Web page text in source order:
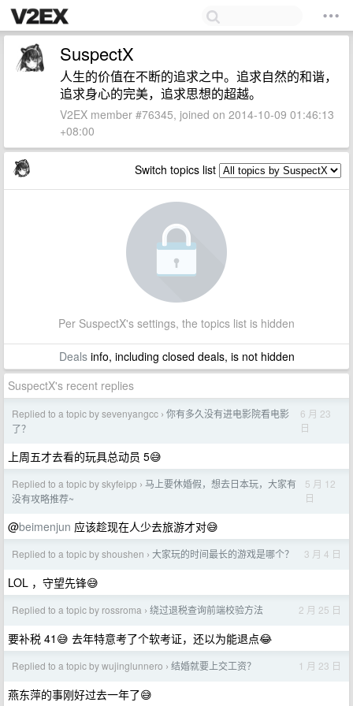
SuspectX
人生的价值在不断的追求之中。追求自然的和谐，
追求身心的完美，追求思想的超越。
V2EX member #76345, joined on 2014-10-09 01:46:13
+08:00
Switch topics list
Per SuspectX's settings, the topics list is hidden
Dealsinfo, including closed deals, is not hidden
SuspectX's recent replies
Replied to a topic by sevenyangcc › 你有多久没有进电影院看电影
了？
6 月 23
日
上周五才去看的玩具总动员 5😅
Replied to a topic by skyfeipp › 马上要休婚假，想去日本玩，大家有
没有攻略推荐~
5 月 12
日
@beimenjun 应该趁现在人少去旅游才对😅
Replied to a topic by shoushen › 大家玩的时间最长的游戏是哪个？ 3 月 4 日
LOL ，守望先锋😅
Replied to a topic by rossroma › 绕过退税查询前端校验方法 2 月 25 日
要补税 41😅 去年特意考了个软考证，还以为能退点😂
Replied to a topic by wujinglunnero › 结婚就要上交工资？ 1 月 23 日
燕东萍的事刚好过去一年了😅